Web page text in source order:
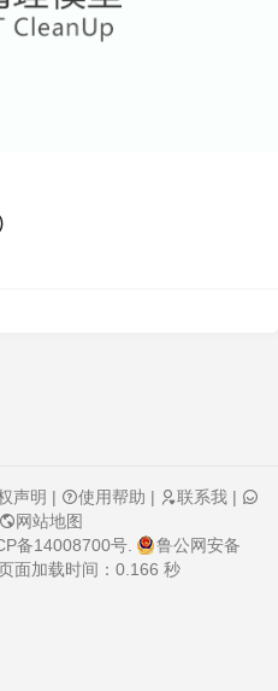
声明 | 使用帮助 | 联系我 |
网站地图
备14008700号.
鲁公网安备
页面加载时间：0.166 秒